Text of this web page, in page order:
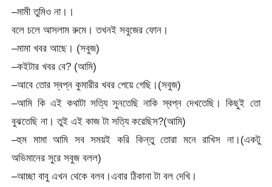
–মামী তুমিও না।।
বলে চলে আসলাম রুমে। তখনই সবুজের ফোন।
–মামা খবর আছে। (সবুজ)
–কইটার খবর বে? (আমি)
–আবে তোর স্বপ্ন কুমারীর খবর পেয়ে গেছি।(সবুজ)
–আমি কি এই কথাটা সত্যি সুনতেছি নাকি স্বপ্ন দেখতেছি। কিছুই তো
বুঝতেছি না। তুই এই কাজ টা সত্যি করেছিস?(আমি)
–হুম মামা আমি সব সময়ই করি কিন্তু তোরা মনে রাখিস না।(একটু
অভিমানের সুরে সবুজ বলল)
–আচ্ছা বাবু এখন থেকে বলব।এবার ঠিকানা টা বল দেখি।